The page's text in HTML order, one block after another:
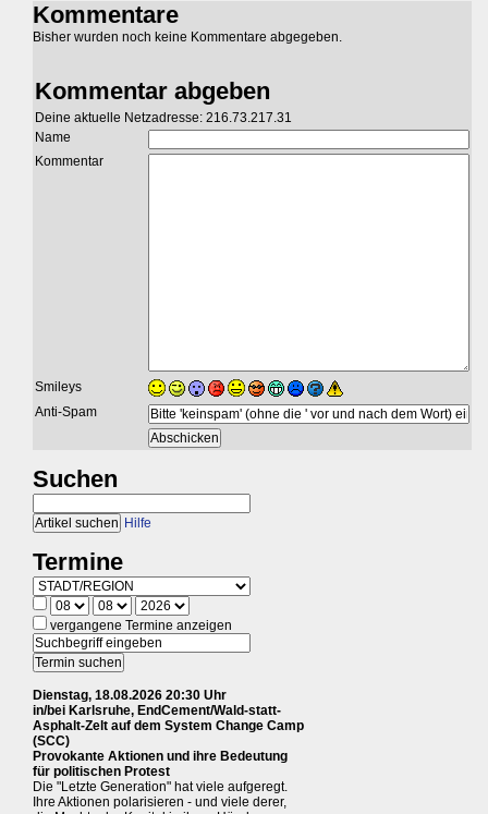
Kommentare
Bisher wurden noch keine Kommentare abgegeben.
Kommentar abgeben
Deine aktuelle Netzadresse: 216.73.217.31
Name
Kommentar
Smileys
Anti-Spam
Suchen
Hilfe
Termine
vergangene Termine anzeigen
Dienstag, 18.08.2026 20:30 Uhr
in/bei Karlsruhe, EndCement/Wald-statt-
Asphalt-Zelt auf dem System Change Camp
(SCC)
Provokante Aktionen und ihre Bedeutung
für politischen Protest
Die "Letzte Generation" hat viele aufgeregt.
Ihre Aktionen polarisieren - und viele derer,